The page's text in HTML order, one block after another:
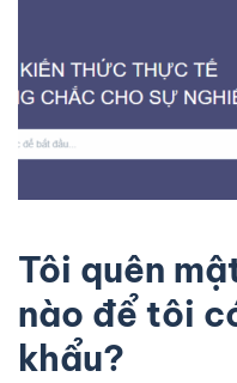
Tôi quên
nào để tôi
khẩu?